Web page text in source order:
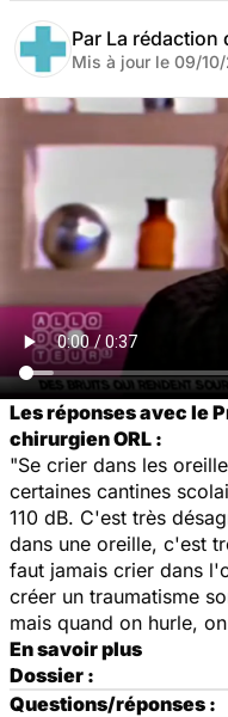
Par La rédaction
Mis à jour le 09/10/
Les réponses avec le
chirurgien ORL :
"Se crier dans les
certaines cantines
110 dB. C'est très
dans une oreille, c'est
faut jamais crier dans
créer un traumatisme
mais quand on hurle,
En savoir plus
Dossier :
Questions/réponses :